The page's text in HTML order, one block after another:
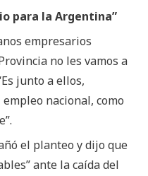
para la Argentina”
empresarios
no les vamos a
junto a ellos,
nacional, como
el planteo y dijo que
ante la caída del